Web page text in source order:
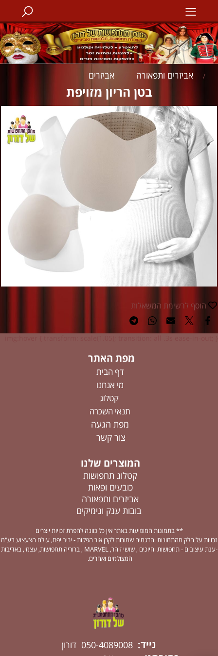
/ אביזרים ותפאורה אביזרים
‏‏בטן הריון מזויפת
הוסף לרשימת המשאלות
מפת האתר
דף הבית
מי אנחנו
קטלוג
תנאי השכרה
מפת הגעה
צור קשר
המוצרים שלנו
קטלוג תחפושות
כובעים ופאות
אביזרים ותפאורה
בובות ענק וגימיקים
** בתמונות המופיעות באתר אין כל כוונה להפרת זכויות יוצרים
זכויות על חלק מהתמונות והדגמים שמורות לקרן אור הפקות - יריב יפת, עולם הצעצוע בע"מ
-ענת עיצובים - תחפושות וחיוכים , שושי זוהר, MARVEL , ברוריה תחפושות, עצמי, באדיבות
המצולמים ואחרים.
נייד: 050-4089008 דורון